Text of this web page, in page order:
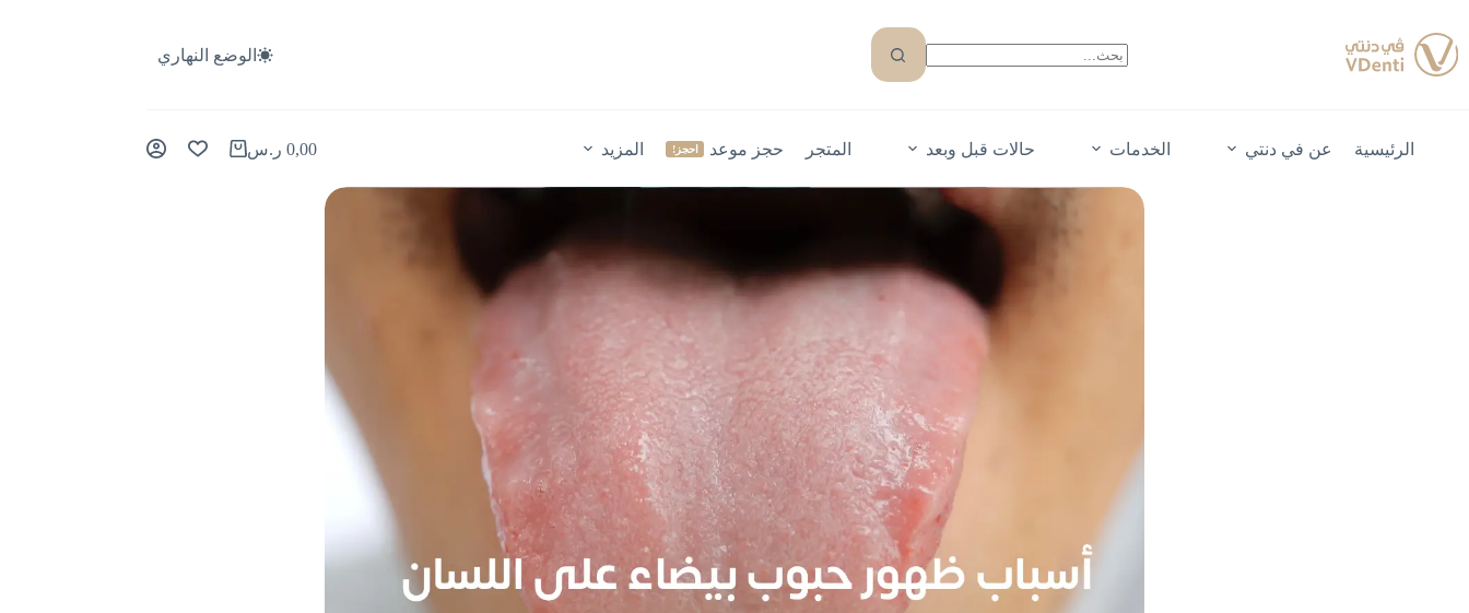
المحتوى
الوضع النهاري
الرئيسية عن في دنتي الخدمات حالات قبل وبعد المتجر حجز موعد احجز! المزيد
عربة
0,00 ر.س